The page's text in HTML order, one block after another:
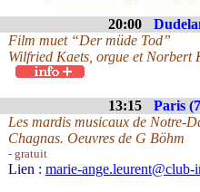
20:00
Film muet “Der müde Tod”
Wilfried Kaets, orgue et Norbert
13:15 Paris
Les mardis musicaux de Notre-
Chagnas. Oeuvres de G Böhm
- gratuit
Lien : marie-ange.leurent@club-